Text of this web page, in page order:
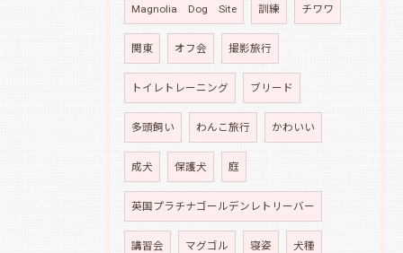
Magnolia Dog Site 訓練 チワワ
関東 オフ会 撮影旅行
トイレトレーニング ブリード
多頭飼い わんこ旅行 かわいい
成犬 保護犬 庭
英国プラチナゴールデンレトリーバー
講習会 マグゴル 寝姿 犬種